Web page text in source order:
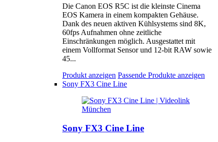
Die Canon EOS R5C ist die kleinste Cinema
EOS Kamera in einem kompakten Gehäuse.
Dank des neuen aktiven Kühlsystems sind 8K,
60fps Aufnahmen ohne zeitliche
Einschränkungen möglich. Ausgestattet mit
einem Vollformat Sensor und 12-bit RAW sowie
45...
Produkt anzeigen Passende Produkte anzeigen
Sony FX3 Cine Line
Sony FX3 Cine Line